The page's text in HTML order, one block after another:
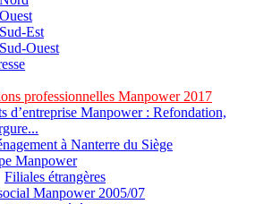
Est
Ouest
professionnelles Manpower 2017
d’entreprise Manpower : Refondation,
à Nanterre du Siège
Manpower
Filiales étrangères
Manpower 2005/07